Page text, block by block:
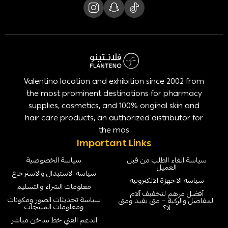
Valentino location and exhibition since 2002 from
the most prominent destinations for pharmacy
supplies, cosmetics, and 100% original skin and
hair care products, an authorized distributor for
the mos
Important Links
سياسة الخصوصية
سياسة الاستبدال والاسترجاع
معلومات الشراء والتسليم
سياسة تحديثات الصور ومكونات
ومعلومات المنتجات
الدعم الفني خط ساخن مباشر
سياسة الغاء الطلب من قبل
العميل
سياسة الاجهزة الالكترونية
أفضل مرهم لتخفيف آلام
المفاصل والركبة – متى يفيد ومتى
لا؟